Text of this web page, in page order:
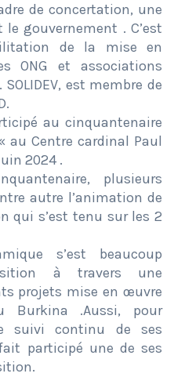
de concertation, une
gouvernement . C’est
de la mise en
ONG et associations
est membre de
au cinquantenaire
au Centre cardinal Paul
2024 .
plusieurs
autre l’animation de
qui s’est tenu sur les 2
s’est beaucoup
à travers une
projets mise en œuvre
.Aussi, pour
suivi continu de ses
participé une de ses